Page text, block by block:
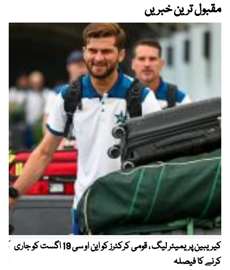
مقبول ترین خبریں
کیریبین پریمیئر لیگ ، قومی کرکٹرز کو این او سی 19 اگست کو جاری
کرنے کا فیصلہ